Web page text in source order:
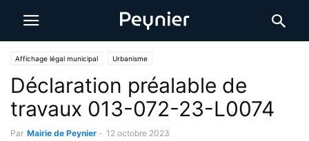
Affichage légal municipal Urbanisme
Déclaration préalable de
travaux 013-072-23-L0074
Par Mairie de Peynier - 12 octobre 2023